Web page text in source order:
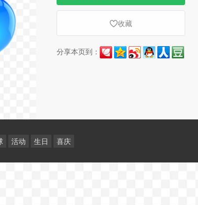
收藏
分享本页到：
活动 生日 喜庆